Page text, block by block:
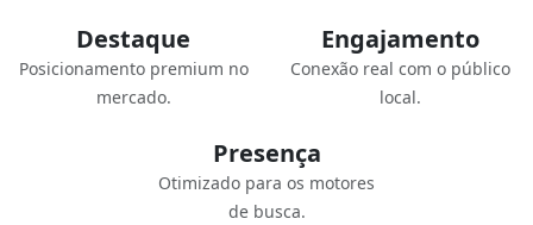
Destaque
Posicionamento premium no
mercado.
Engajamento
Conexão real com o público
local.
Presença
Otimizado para os motores
de busca.